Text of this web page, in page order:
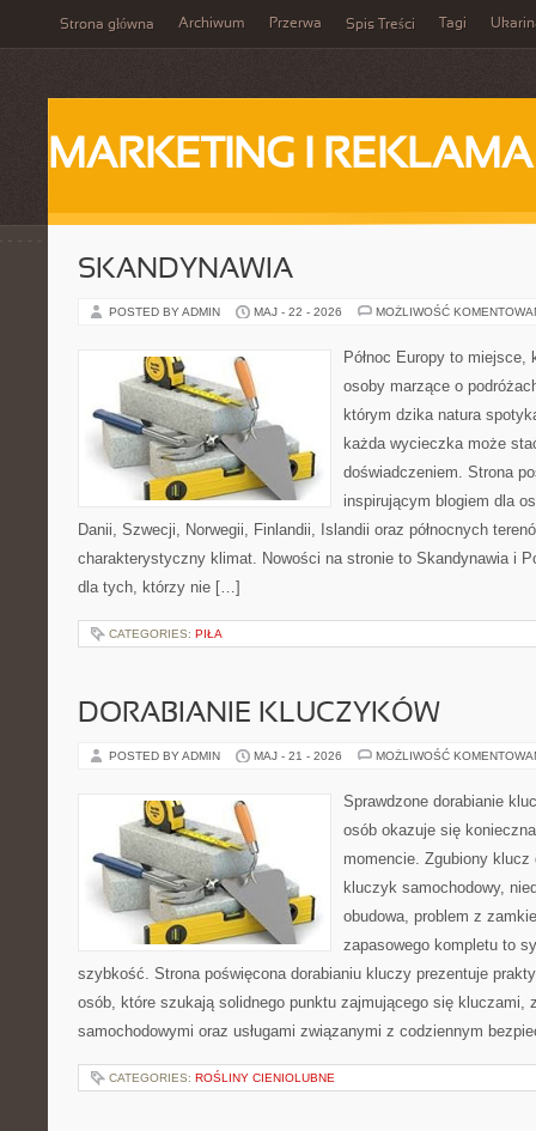
Strona główna Archiwum Przerwa Spis Treści Tagi
MARKETING I REKLAMA
SKANDYNAWIA
POSTED BY ADMIN MAJ - 22 - 2026 MOŻLIWOŚĆ
Północ Europy to miejsce,
osoby marzące o
którym dzika natura
każda wycieczka może
doświadczeniem. Strona
inspirującym blogiem dla
Danii, Szwecji, Norwegii, Finlandii, Islandii oraz północnych
charakterystyczny klimat. Nowości na stronie to Skandynawia i
dla tych, którzy nie […]
CATEGORIES: PIŁA
DORABIANIE KLUCZYKÓW
POSTED BY ADMIN MAJ - 21 - 2026 MOŻLIWOŚĆ
Sprawdzone dorabianie
osób okazuje się
momencie. Zgubiony
kluczyk samochodowy,
obudowa, problem z
zapasowego kompletu to
szybkość. Strona poświęcona dorabianiu kluczy prezentuje
osób, które szukają solidnego punktu zajmującego się kluczami,
samochodowymi oraz usługami związanymi z codziennym
CATEGORIES: ROŚLINY CIENIOLUBNE